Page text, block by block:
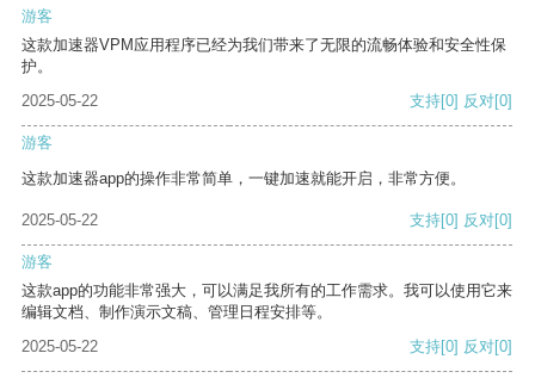
游客
这款加速器VPM应用程序已经为我们带来了无限的流畅体验和安全性保
护。
2025-05-22
支持[0] 反对[0]
游客
这款加速器app的操作非常简单，一键加速就能开启，非常方便。
2025-05-22 支持[0] 反对[0]
游客
这款app的功能非常强大，可以满足我所有的工作需求。我可以使用它来
编辑文档、制作演示文稿、管理日程安排等。
2025-05-22
支持[0] 反对[0]